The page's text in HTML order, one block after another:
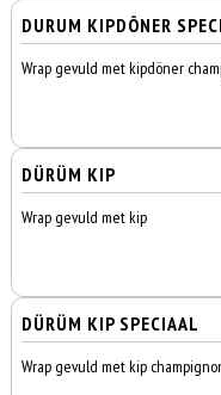
DURUM KIPDÖNER
Wrap gevuld met kipdöner
DÜRÜM KIP
Wrap gevuld met kip
DÜRÜM KIP SPECIAAL
Wrap gevuld met kip